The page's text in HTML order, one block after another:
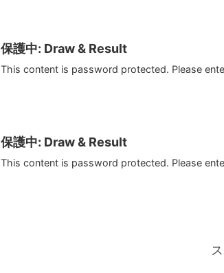
保護中: Draw & Result
This content is password protected. Please
保護中: Draw & Result
This content is password protected. Please